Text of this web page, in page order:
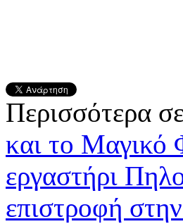
Περισσότερα
και το Μαγικό
εργαστήρι
επιστροφή